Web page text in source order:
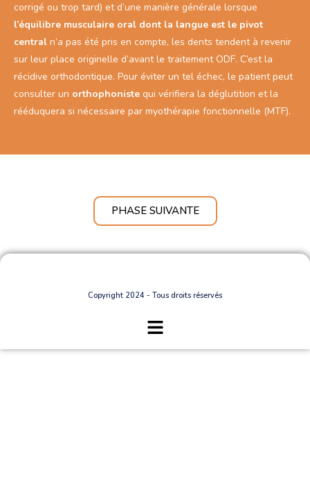
corrigé ou trop tard) et d’une manière générale lorsque
l’équilibre musculaire oral dont la langue est le pivot
central n’a pas été pris en compte, les dents tendent à revenir
sur leur place originelle d’avant le traitement ODF. C’est la
récidive orthodontique. Pour éviter un tel échec, le patient peut
consulter un orthophoniste qui vérifiera la déglutition et la
rééduquera si nécessaire par myothérapie fonctionnelle (MTF).
PHASE SUIVANTE
Copyright 2024 - Tous droits réservés